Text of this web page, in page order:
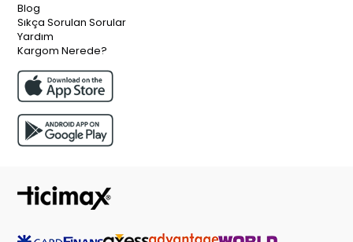
Blog
Sıkça Sorulan Sorular
Yardım
Kargom Nerede?